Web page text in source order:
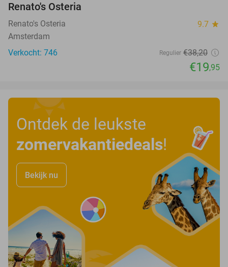
Renato's Osteria
Renato's Osteria 9.7 star
Amsterdam
Verkocht: 746
Regulier €38,20
€19,95
Ontdek de leukste
zomervakantiedeals!
Bekijk nu